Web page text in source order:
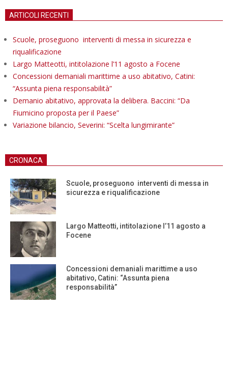
ARTICOLI RECENTI
Scuole, proseguono interventi di messa in sicurezza e
riqualificazione
Largo Matteotti, intitolazione l’11 agosto a Focene
Concessioni demaniali marittime a uso abitativo, Catini:
“Assunta piena responsabilità”
Demanio abitativo, approvata la delibera. Baccini: “Da
Fiumicino proposta per il Paese”
Variazione bilancio, Severini: “Scelta lungimirante”
CRONACA
Scuole, proseguono interventi di messa in
sicurezza e riqualificazione
Largo Matteotti, intitolazione l’11 agosto a
Focene
Concessioni demaniali marittime a uso
abitativo, Catini: “Assunta piena
responsabilità”